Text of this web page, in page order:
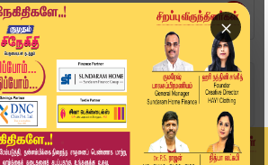
×
விவரங்கள் மறைப்பு? ஆதவ் அர...